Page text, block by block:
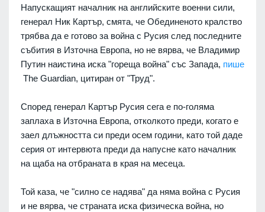
Напускащият началник на английските военни сили,
генерал Ник Картър, смята, че Обединеното кралство
трябва да е готово за война с Русия след последните
събития в Източна Европа, но не вярва, че Владимир
Путин наистина иска "гореща война" със Запада, пише
The Guardian, цитиран от "Труд".
Според генерал Картър Русия сега е по-голяма
заплаха в Източна Европа, отколкото преди, когато е
заел длъжността си преди осем години, като той даде
серия от интервюта преди да напусне като началник
на щаба на отбраната в края на месеца.
Той каза, че "силно се надява" да няма война с Русия
и не вярва, че страната иска физическа война, но